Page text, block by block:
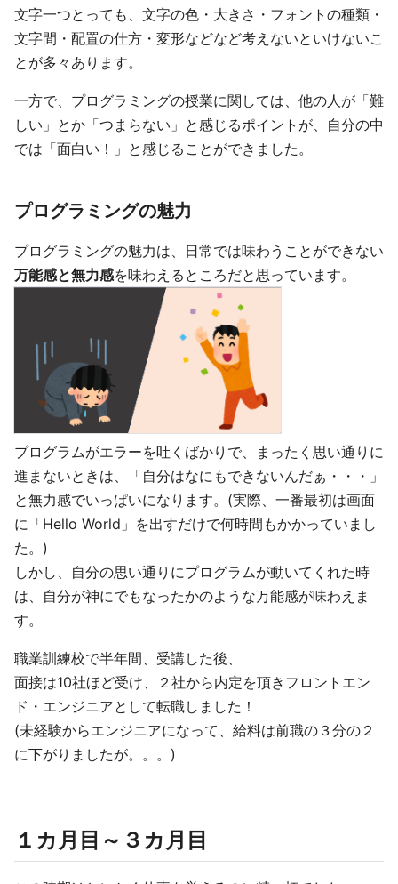
文字一つとっても、文字の色・大きさ・フォントの種類・
文字間・配置の仕方・変形などなど考えないといけないこ
とが多々あります。
一方で、プログラミングの授業に関しては、他の人が「難
しい」とか「つまらない」と感じるポイントが、自分の中
では「面白い！」と感じることができました。
プログラミングの魅力
プログラミングの魅力は、日常では味わうことができない
万能感と無力感を味わえるところだと思っています。
プログラムがエラーを吐くばかりで、まったく思い通りに
進まないときは、「自分はなにもできないんだぁ・・・」
と無力感でいっぱいになります。(実際、一番最初は画面
に「Hello World」を出すだけで何時間もかかっていまし
た。)
しかし、自分の思い通りにプログラムが動いてくれた時
は、自分が神にでもなったかのような万能感が味わえま
す。
職業訓練校で半年間、受講した後、
面接は10社ほど受け、２社から内定を頂きフロントエン
ド・エンジニアとして転職しました！
(未経験からエンジニアになって、給料は前職の３分の２
に下がりましたが。。。)
１カ月目～３カ月目